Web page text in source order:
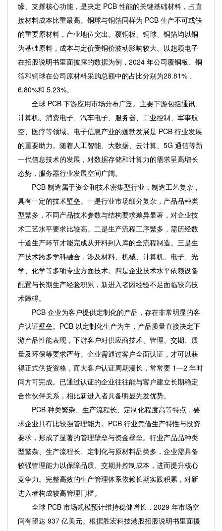
缘、支撑核心功能，是决定 PCB 性能的关键基础材料，占直
接材料成本比重最高。铜球与铜箔同样为 PCB 生产不可或缺
的重要原材料，产业地位突出。覆铜板、铜球、铜箔均以铜
为基础原料，成本与定价受铜价波动影响较大。以超颖电子
在招股说明书里面披露的数据为例，2024 年公司覆铜板、铜
箔和铜球在公司原材料采购总额中的占比分别为28.81% 、
6.80%和 5.23%。
全球 PCB 下游应用市场分布广泛。主要下游包括通讯、
计算机、消费电子、汽车电子、服务器、工业控制、军事航
空、医疗等领域。电子信息产业的蓬勃发展是 PCB 行业发展
的重要助力。随着人工智能、大数据、云计算、5G 通信等新
一代信息技术的发展，对数据存储和计算力的需求呈高增长
态势，服务器行业发展空间广阔。
PCB 制造属于资金和技术密集型行业，制造工艺复杂，
具有一定的技术壁垒。一是行业市场细分复杂，产品品种类
型繁多，不同产品技术参数与结构要求差异显著，对企业技
术工艺水平要求比较高。二是生产流程工序繁多，需历经数
十道生产环节才能完成从开料到入库的全流程制造。三是生
产技术跨多学科融合，涉及材料、机械、计算机、电子、光
学、化学等多项专业方面技术。四是企业技术水平依赖设备
配置与长期生产经验积累，新进入者因经验不足面临较高技
术障碍。
PCB 企业为客户提供定制化的产品，存在非常明显的客
户认证壁垒。PCB 以定制化生产为主，产品质量直接决定下
游产品性能表现，下游客户对供应商技术、管理、交期、质
量及环保等要求严苛。企业需通过客户全面认证，才可以获
得正式供货资格，而大客户认证周期漫长，常常要 1—2 年时
间方可完成。已通过认证的企业往往能与客户建立长期稳定
合作伙伴关系，相比新进入者具备明显先发优势。
PCB 种类繁杂、生产流程长、定制化程度高等特点，要
求企业具有比较强管理能力。PCB 行业凭借生产特性与投资
要求，形成了显著的管理壁垒与资金壁垒。行业产品品种类
型繁杂、生产流程长、定制化与原材料品类多，企业需具备
较强管理能力以保障品质、交期并控制成本，进而提升核心
竞争力。完整高效的生产管理体系依赖长期实践积累，对新
进入者构成较高管理门槛。
全球 PCB 市场规模预计维持稳健增长，2029 年市场空
间有望达 937 亿美元。根据胜宏科技港股招股说明书里面援